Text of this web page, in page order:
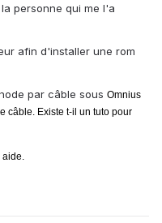
personne qui me l'a
afin d'installer une rom
par câble sous Omnius
câble. Existe t-il un tuto pour
aide.